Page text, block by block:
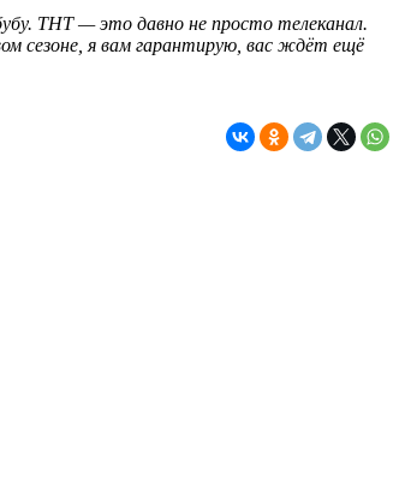
ТНТ — это давно не просто телеканал.
сезоне, я вам гарантирую, вас ждёт ещё